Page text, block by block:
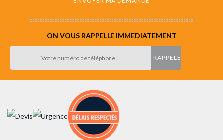
ON VOUS RAPPELLE IMMEDIATEMENT